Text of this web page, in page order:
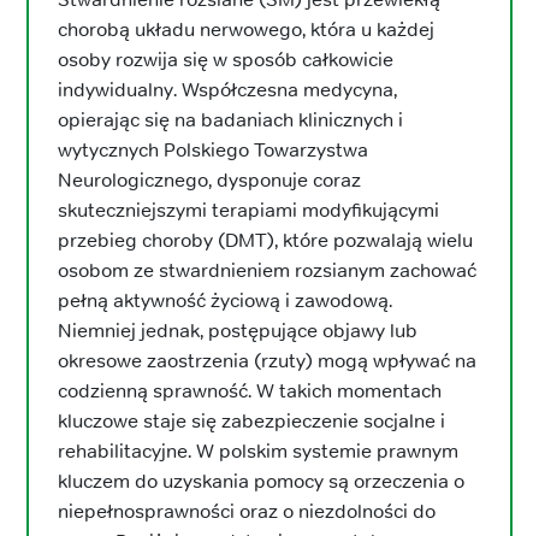
chorobą układu nerwowego, która u każdej
osoby rozwija się w sposób całkowicie
indywidualny. Współczesna medycyna,
opierając się na badaniach klinicznych i
wytycznych Polskiego Towarzystwa
Neurologicznego, dysponuje coraz
skuteczniejszymi terapiami modyfikującymi
przebieg choroby (DMT), które pozwalają wielu
osobom ze stwardnieniem rozsianym zachować
pełną aktywność życiową i zawodową.
Niemniej jednak, postępujące objawy lub
okresowe zaostrzenia (rzuty) mogą wpływać na
codzienną sprawność. W takich momentach
kluczowe staje się zabezpieczenie socjalne i
rehabilitacyjne. W polskim systemie prawnym
kluczem do uzyskania pomocy są orzeczenia o
niepełnosprawności oraz o niezdolności do